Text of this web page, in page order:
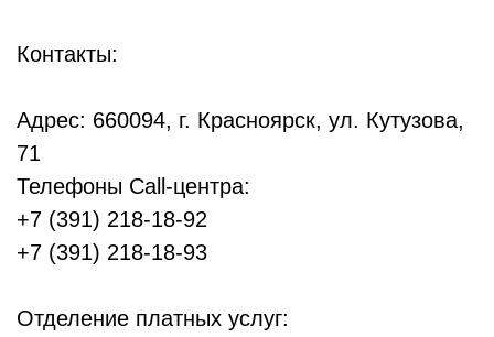
Контакты:
Адрес: 660094, г. Красноярск, ул. Кутузова,
71
Телефоны Call-центра:
+7 (391) 218-18-92
+7 (391) 218-18-93
Отделение платных услуг: